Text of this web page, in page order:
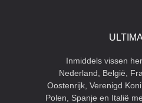
Inmiddels vissen
Nederland, België,
Oostenrijk, Verenigd
Polen, Spanje en Italië